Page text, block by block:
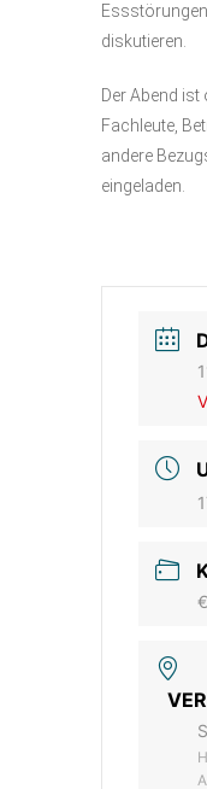
diskutieren.
Der Abend ist
Fachleute,
andere
eingeladen.